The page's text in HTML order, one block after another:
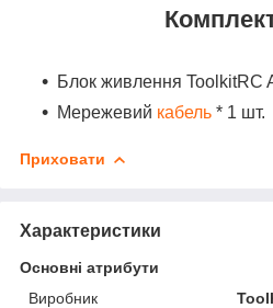
Блок живлення ToolkitRC
Мережевий кабель * 1 шт.
Приховати
Характеристики
Основні атрибути
Виробник